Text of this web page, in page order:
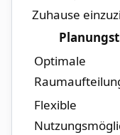
Zuhause
Optimale
Flexible